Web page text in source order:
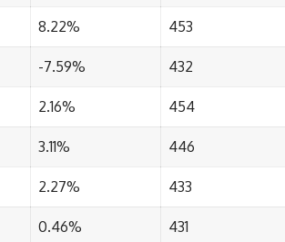
8.22% 453
-7.59% 432
2.16% 454
3.11% 446
2.27% 433
0.46% 431